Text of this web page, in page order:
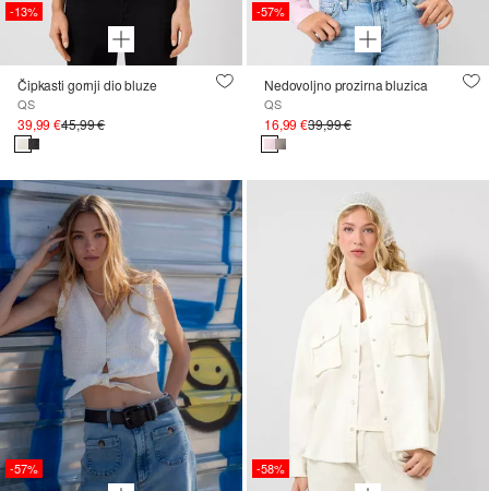
-13%
Čipkasti gornji dio bluze
QS
39,99 €45,99 €
-57%
Nedovoljno prozirna bluzica
QS
16,99 €39,99 €
-57% -58%